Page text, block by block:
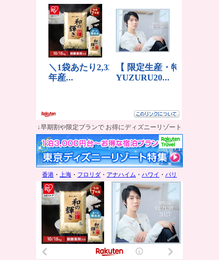
↓早期割や限定プランで お得にディズニーリゾート
香港 ・ 上海 ・ フロリダ ・ アナハイム ・ ハワイ ・ パリ